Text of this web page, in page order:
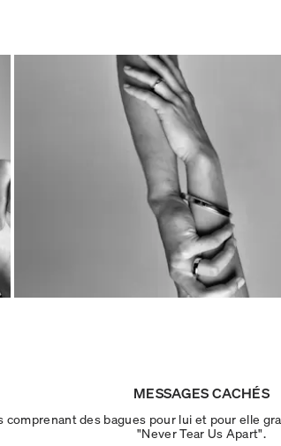
MESSAGES CACHÉS
des bagues pour lui et pour elle
"Never Tear Us Apart".